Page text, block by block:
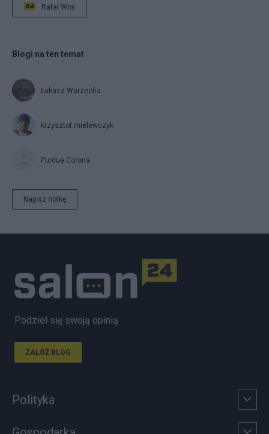
Rafał Woś
Blogi na ten temat
Łukasz Warzecha
krzysztof mielewczyk
Purdue Corona
Napisz notkę
Podziel się swoją opinią
ZAŁÓŻ BLOG
Polityka